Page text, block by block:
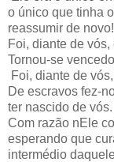
o único que tinha
reassumir de novo!
Foi, diante de
Tornou-se
Foi, diante de
De escravos fez-
ter nascido de vós.
Com razão nEle
esperando que
intermédio